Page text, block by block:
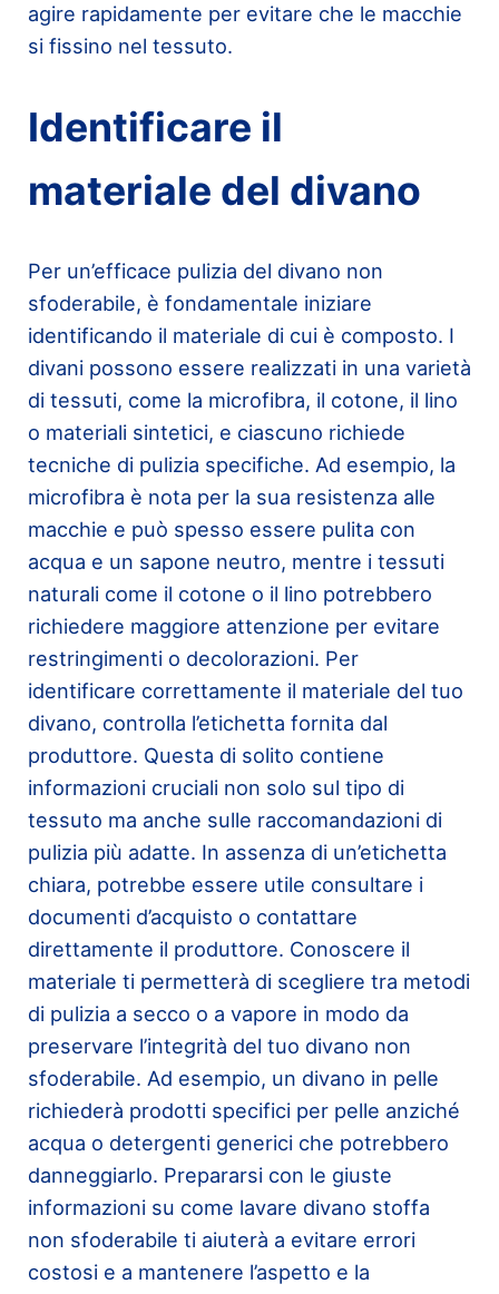
agire rapidamente per evitare che le macchie
si fissino nel tessuto.
Identificare il
materiale del divano
Per un’efficace pulizia del divano non
sfoderabile, è fondamentale iniziare
identificando il materiale di cui è composto. I
divani possono essere realizzati in una varietà
di tessuti, come la microfibra, il cotone, il lino
o materiali sintetici, e ciascuno richiede
tecniche di pulizia specifiche. Ad esempio, la
microfibra è nota per la sua resistenza alle
macchie e può spesso essere pulita con
acqua e un sapone neutro, mentre i tessuti
naturali come il cotone o il lino potrebbero
richiedere maggiore attenzione per evitare
restringimenti o decolorazioni. Per
identificare correttamente il materiale del tuo
divano, controlla l’etichetta fornita dal
produttore. Questa di solito contiene
informazioni cruciali non solo sul tipo di
tessuto ma anche sulle raccomandazioni di
pulizia più adatte. In assenza di un’etichetta
chiara, potrebbe essere utile consultare i
documenti d’acquisto o contattare
direttamente il produttore. Conoscere il
materiale ti permetterà di scegliere tra metodi
di pulizia a secco o a vapore in modo da
preservare l’integrità del tuo divano non
sfoderabile. Ad esempio, un divano in pelle
richiederà prodotti specifici per pelle anziché
acqua o detergenti generici che potrebbero
danneggiarlo. Prepararsi con le giuste
informazioni su come lavare divano stoffa
non sfoderabile ti aiuterà a evitare errori
costosi e a mantenere l’aspetto e la